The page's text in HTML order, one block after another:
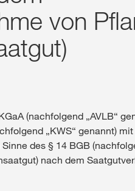
Shop
LOGIN
von
(nachfolgend „AVLB“
„KWS“ genannt)
des § 14 BGB
nach dem